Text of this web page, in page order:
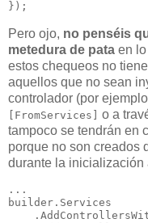
Pero ojo, no penséis
metedura de pata en
estos chequeos no
aquellos que no sean
controlador (por
[FromServices] o a
tampoco se tendrán en
porque no son creados
durante la inicialización
...
builder.Services